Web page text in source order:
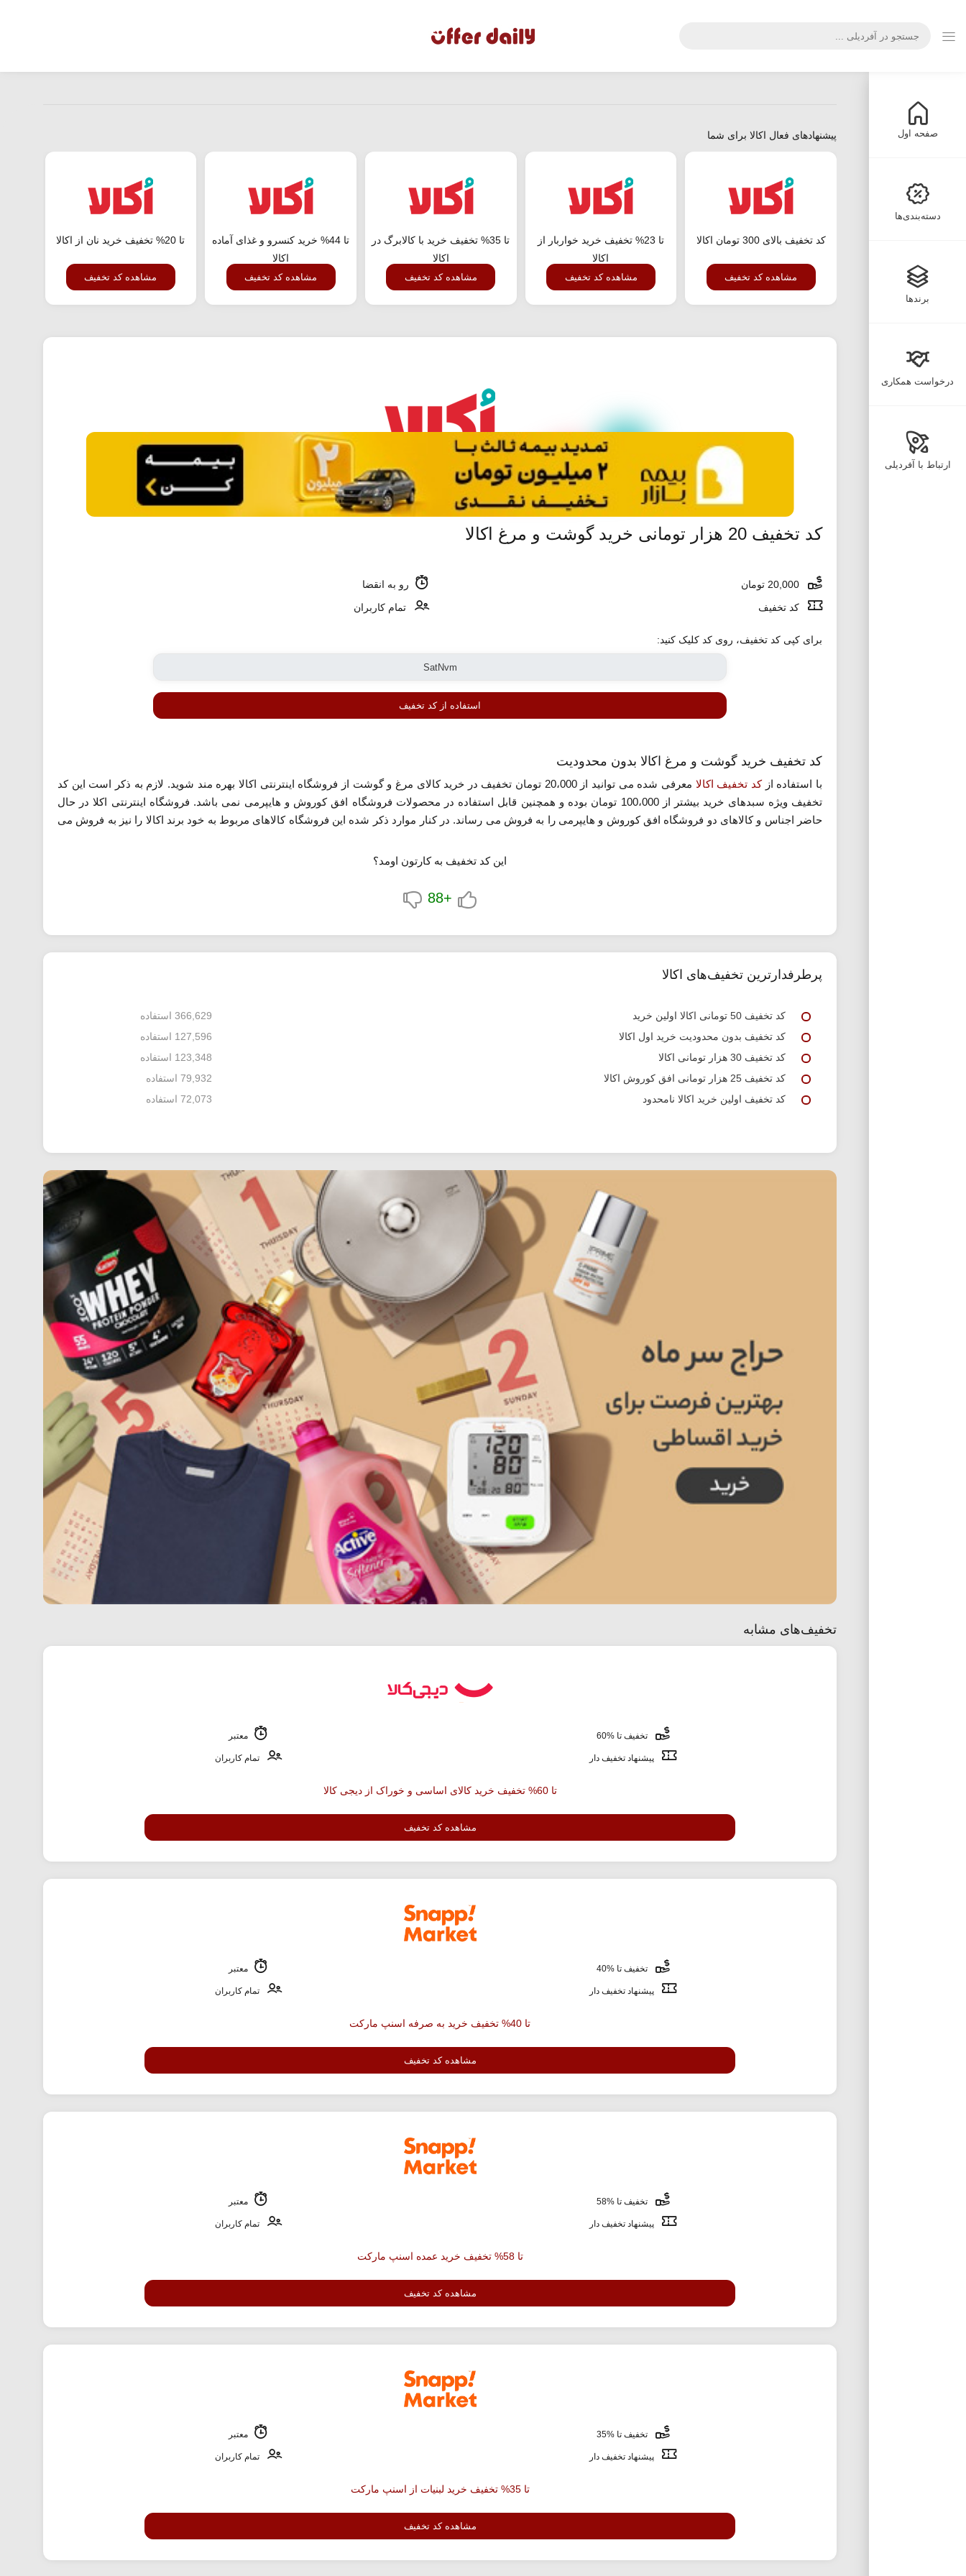
صفحه اول
دسته‌بندی‌ها
برندها
درخواست همکاری
ارتباط با آفردیلی
پیشنهادهای فعال اکالا برای شما
کد تخفیف بالای 300 تومان اکالا
مشاهده کد تخفیف
تا 23% تخفیف خرید خواربار از
اکالا
مشاهده کد تخفیف
تا 35% تخفیف خرید با کالابرگ در
اکالا
مشاهده کد تخفیف
تا 44% خرید کنسرو و غذای آماده
اکالا
مشاهده کد تخفیف
تا 20% تخفیف خرید نان از اکالا
مشاهده کد تخفیف
کد تخفیف 20 هزار تومانی خرید گوشت و مرغ اکالا
رو به انقضا
کد تخفیف
تمام کاربران
برای کپی کد تخفیف، روی کد کلیک کنید:
استفاده از کد تخفیف
کد تخفیف خرید گوشت و مرغ اکالا بدون محدودیت
با استفاده ازکد تخفیف اکالا
معرفی شده می توانید از 20،000 تومان تخفیف در خرید کالای مرغ و گوشت از فروشگاه اینترنتی اکالا بهره مند شوید. لازم به ذکر است این کد
تخفیف ویژه سبدهای خرید بیشتر از 100،000 تومان بوده و همچنین قابل استفاده در محصولات فروشگاه افق کوروش و هایپرمی نمی باشد. فروشگاه اینترنتی اکلا در حال
حاضر اجناس و کالاهای دو فروشگاه افق کوروش و هایپرمی را به فروش می رساند. در کنار موارد ذکر شده این فروشگاه کالاهای مربوط به خود برند اکالا را نیز به فروش می
این کد تخفیف به کارتون اومد؟
+88
پرطرفدارترین تخفیف‌های اکالا
کد تخفیف 50 تومانی اکالا اولین خرید
366,629 استفاده
کد تخفیف بدون محدودیت خرید اول اکالا
127,596 استفاده
کد تخفیف 30 هزار تومانی اکالا
123,348 استفاده
کد تخفیف 25 هزار تومانی افق کوروش اکالا
79,932 استفاده
کد تخفیف اولین خرید اکالا نامحدود
72,073 استفاده
تخفیف‌های مشابه
تخفیف تا %60 معتبر
پیشنهاد تخفیف دار تمام کاربران
تا 60% تخفیف خرید کالای اساسی و خوراک از دیجی کالا
مشاهده کد تخفیف
تخفیف تا %40 معتبر
پیشنهاد تخفیف دار تمام کاربران
تا 40% تخفیف خرید به صرفه اسنپ مارکت
مشاهده کد تخفیف
تخفیف تا %58 معتبر
پیشنهاد تخفیف دار تمام کاربران
تا 58% تخفیف خرید عمده اسنپ مارکت
مشاهده کد تخفیف
تخفیف تا %35 معتبر
پیشنهاد تخفیف دار تمام کاربران
تا 35% تخفیف خرید لبنیات از اسنپ مارکت
مشاهده کد تخفیف